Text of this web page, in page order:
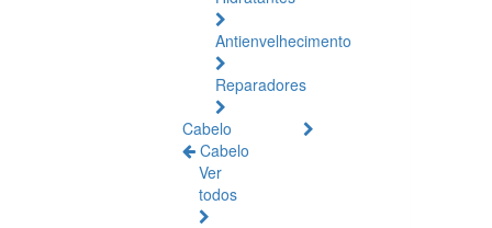
Antienvelhecimento
Reparadores
Cabelo
Cabelo
Ver
todos